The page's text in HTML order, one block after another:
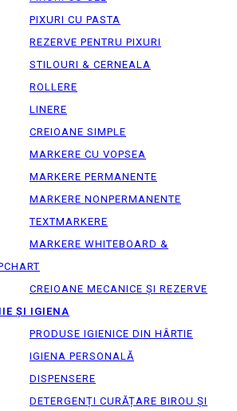
PIXURI CU PASTA
REZERVE PENTRU PIXURI
STILOURI & СERNEALA
ROLLERE
LINERE
CREIOANE SIMPLE
MARKERE CU VOPSEA
MARKERE PERMANENTE
MARKERE NONPERMANENTE
TEXTMARKERE
MARKERE WHITEBOARD &
CREIOANE MECANICE ȘI REZERVE
ȘI IGIENA
PRODUSE IGIENICE DIN HÂRTIE
IGIENA PERSONALĂ
DISPENSERE
DETERGENȚI CURĂȚARE BIROU ȘI